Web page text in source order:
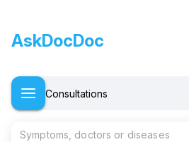
AskDocDoc
Consultations
Symptoms, doctors or diseases